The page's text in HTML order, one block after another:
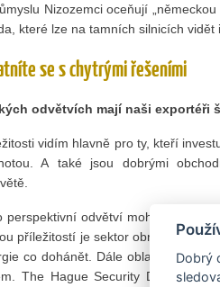
Nizozemci oceňují
které lze na tamních silnicích vidět
se s chytrými řešeními
odvětvích mají naši exportéři
vidím hlavně pro ty, kteří
A také jsou dobrými
perspektivní odvětví mohu zmínit
příležitostí je sektor obnovitelných
co dohánět. Dále oblast IT,
The Hague Security Delta je
Dobrý